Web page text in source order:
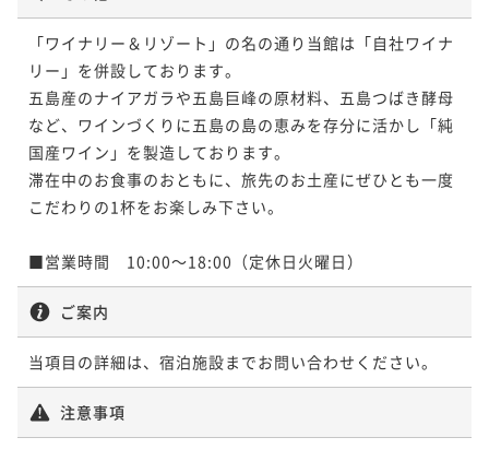
「ワイナリー＆リゾート」の名の通り当館は「自社ワイナ
リー」を併設しております。
五島産のナイアガラや五島巨峰の原材料、五島つばき酵母
など、ワインづくりに五島の島の恵みを存分に活かし「純
国産ワイン」を製造しております。
滞在中のお食事のおともに、旅先のお土産にぜひとも一度
こだわりの1杯をお楽しみ下さい。
■営業時間　10:00～18:00（定休日火曜日）
ご案内
当項目の詳細は、宿泊施設までお問い合わせください。
注意事項